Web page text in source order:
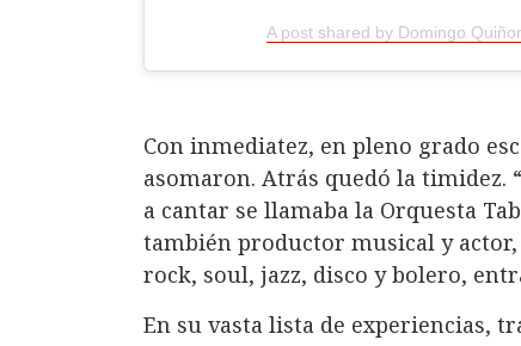
A post shared by Domingo
Con inmediatez, en pleno grado
asomaron. Atrás quedó la timidez.
a cantar se llamaba la Orquesta
también productor musical y
rock, soul, jazz, disco y bolero,
En su vasta lista de experiencias,